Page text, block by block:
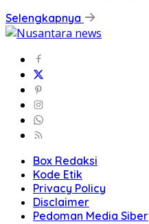
Selengkapnya
Box Redaksi
Kode Etik
Privacy Policy
Disclaimer
Pedoman Media Siber